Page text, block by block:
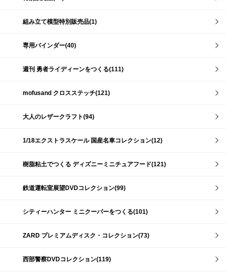
組み立て模型特別販売品(1)
専用バインダー(40)
週刊 勇者ライディーンをつくる(111)
mofusand クロスステッチ(121)
大人のレザークラフト(94)
1/18エクストラスケール 国産名車コレクション(12)
樹脂粘土でつくる ディズニーミニチュアフード(121)
鉄道運転室展望DVDコレクション(99)
シティーハンター ミニクーパーをつくる(101)
ZARD プレミアムディスク・コレクション(73)
西部警察DVDコレクション(119)